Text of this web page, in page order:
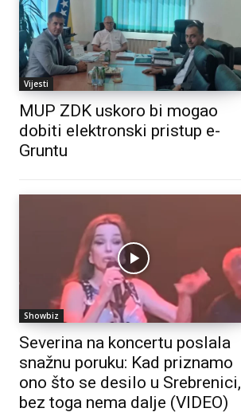
Vijesti
MUP ZDK uskoro bi mogao
dobiti elektronski pristup e-
Gruntu
Showbiz
Severina na koncertu poslala
snažnu poruku: Kad priznamo
ono što se desilo u Srebrenici,
bez toga nema dalje (VIDEO)